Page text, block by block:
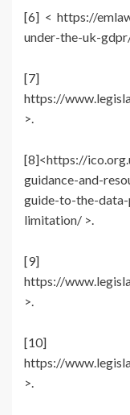
[6] < https://
under-the-uk-
https://
>.
[8]<https://
guidance-and-
guide-to-the-
limitation/ >.
https://
>.
https://
>.